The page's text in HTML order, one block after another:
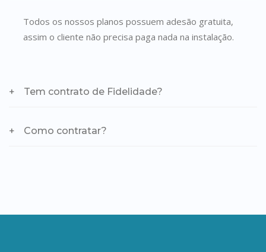
Todos os nossos planos possuem adesão gratuita,
assim o cliente não precisa paga nada na instalação.
Tem contrato de Fidelidade?
Como contratar?